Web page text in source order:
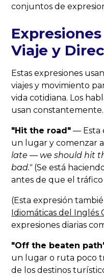
conjuntos de
Viaje y
Estas expresiones
viajes y movimiento
vida cotidiana. Los
usan constantemente.
"Hit the road" — Esta
un lugar y comenzar a
late — we should hit
bad."(Se está
antes de que el
(Esta expresión
Idiomáticas del Inglés
expresiones diarias
"Off the beaten
un lugar o ruta poco
de los destinos